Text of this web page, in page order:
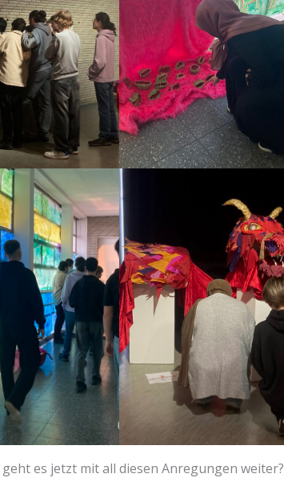
geht es jetzt mit all diesen Anregungen weiter?